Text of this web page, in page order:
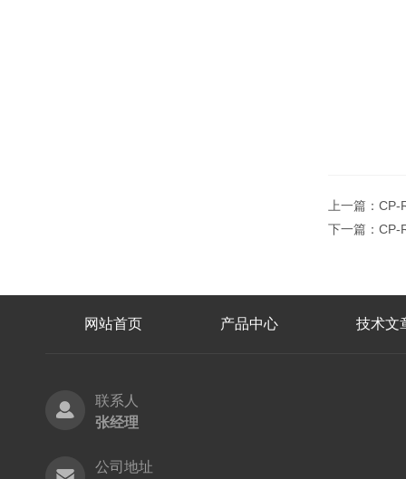
上一篇： CP-
下一篇： CP-
网站首页 产品中心 技术文
联系人
张经理
公司地址